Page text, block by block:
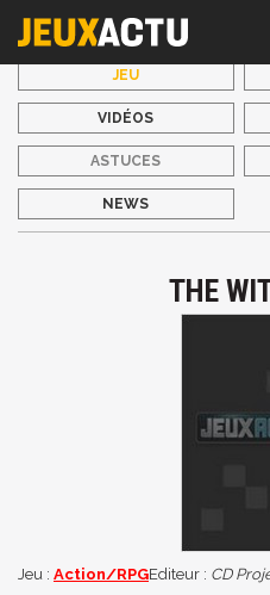
JEU
VIDÉOS
ASTUCES
NEWS
THE
Jeu : Action/RPGEditeur : CD